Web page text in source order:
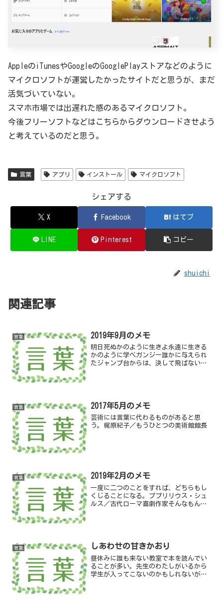
AppleのiTunesやGoogleのGooglePlayストアなどのように
マイクロソフトが運営したかったサイトだと思うが、まだ
活気づいていない。
スマホ市場では出遅れた感のあるマイクロソフト。
今後フリーソフトなどはこちらからダウンロードさせよう
と考えているのだと思う。
言葉 アプリ インストール マイクロソフト
シェアする
X Facebook はてブ
LINE Pinterest コピー
shuichi
関連記事
言葉 2019年9月のメモ
明日死ぬかのように生きよ永遠に生きる
かのように学べガンジー誰かに与えられ
たジャンプ台からは、決して飛ばない浜
言葉 2017年5月のメモ
芸術には言葉に代わるものがあると思
う。梶原紀子／もうひとつの美術館館長
言葉 2019年2月のメモ
一度に二つのことをすれば、どちらもし
くじることになる。プブリリウス・シュ
ルス／古代ローマ喜劇作家そんなもん誰
言葉 しあわせの甘きかおり
昼休みに誰も来ない教室で本を読んでい
ることが多い。先生のわたしがいるから
学生が入ってこないのかもしれないが、